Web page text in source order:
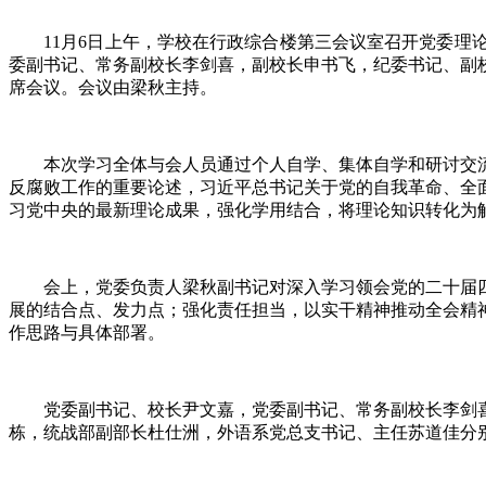
11月6日上午，学校在行政综合楼第三会议室召开党委理
委副书记、常务副校长李剑喜，副校长申书飞，纪委书记、
席会议。会议由梁秋主持。
本次学习全体与会人员通过个人自学、集体自学和研讨交
反腐败工作的重要论述，习近平总书记关于党的自我革命、
习党中央的最新理论成果，强化学用结合，将理论知识转化为
会上，党委负责人梁秋副书记对深入学习领会党的二十届
展的结合点、发力点；强化责任担当，以实干精神推动全会
作思路与具体部署。
党委副书记、校长尹文嘉，党委副书记、常务副校长李剑
栋，统战部副部长杜仕洲，外语系党总支书记、主任苏道佳分